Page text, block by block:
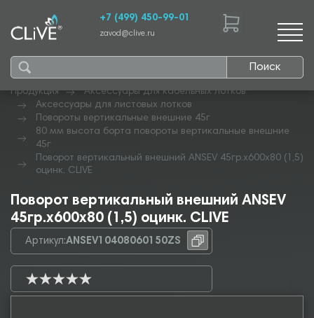
Поиск
+7 (499) 450-99-01
zavod@clive.ru
Продукция
Аксессуары для кабельных лотков
Аксессуары для листовых лотков
Повороты вертикальные внешние 45г
80 мм высота борта повороты вертикальные внешние
45г
Поворот вертикальный внешний ANSEV 45гр.х600х80 (1,5)
оцинк. CLIVE
Поворот вертикальный внешний ANSEV
45гр.х600х80 (1,5) оцинк. CLIVE
Артикул:ANSEV10408060150ZS